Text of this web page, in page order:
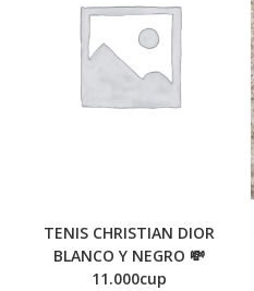
TENIS CHRISTIAN DIOR
BLANCO Y NEGRO 💸
11.000cup